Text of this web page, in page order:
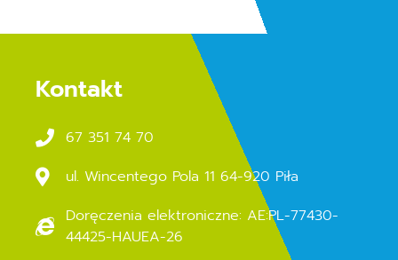
Kontakt
67 351 74 70
ul. Wincentego Pola 11 64-920 Piła
Doręczenia elektroniczne: AE:PL-77430-
44425-HAUEA-26